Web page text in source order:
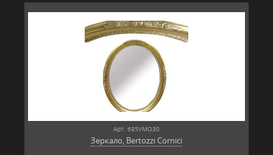
Арт: 695VMO30
Зеркало, Bertozzi Cornici